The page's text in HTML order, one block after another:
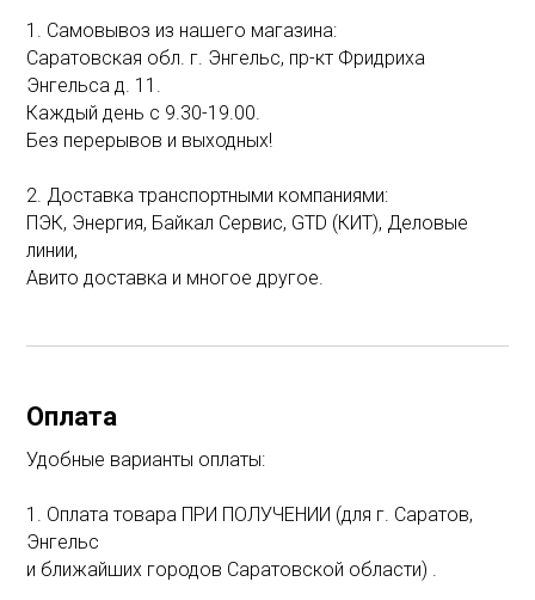
1. Самовывоз из нашего магазина:
Саратовская обл. г. Энгельс, пр-кт Фридриха
Энгельса д. 11.
Каждый день с 9.30-19.00.
Без перерывов и выходных!
2. Доставка транспортными компаниями:
ПЭК, Энергия, Байкал Сервис, GTD (КИТ), Деловые
линии,
Авито доставка и многое другое.
Оплата
Удобные варианты оплаты:
1. Оплата товара ПРИ ПОЛУЧЕНИИ (для г. Саратов,
Энгельс
и ближайших городов Саратовской области) .